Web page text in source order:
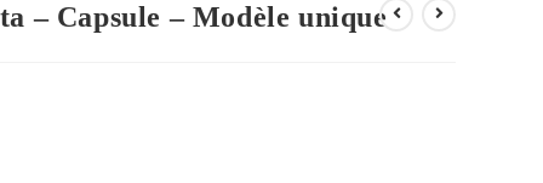
– Capsule – Modèle unique